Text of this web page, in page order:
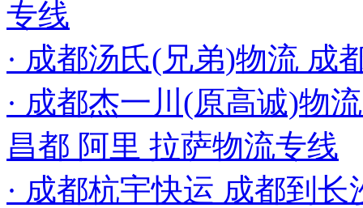
专线
· 成都汤氏(兄弟)物流 成
· 成都杰一川(原高诚)物
昌都 阿里 拉萨物流专线
· 成都杭宇快运 成都到长